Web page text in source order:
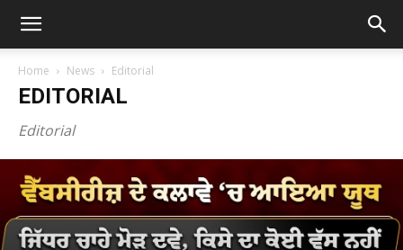
Home News Editorial
EDITORIAL
Editorial